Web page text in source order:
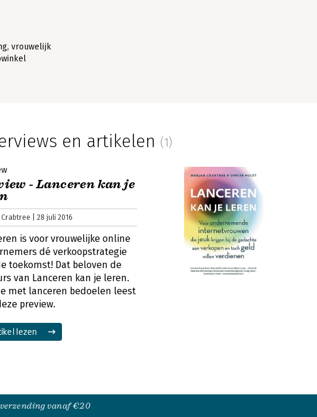
vrouwelijk
en artikelen (1)
- Lanceren kan je
| 28 juli 2016
is voor vrouwelijke online
dé verkoopstrategie
toekomst! Dat beloven de
van Lanceren kan je leren.
met lanceren bedoelen leest
preview.
lezen
vanaf €20